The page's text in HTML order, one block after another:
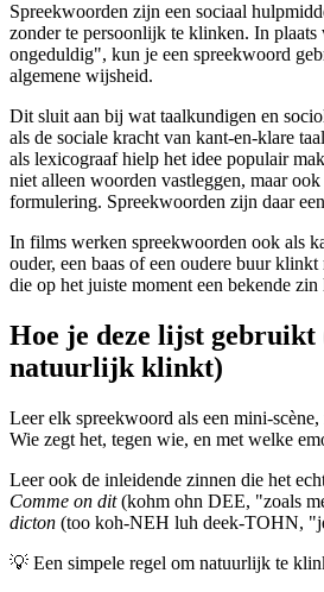
Spreekwoorden zijn een sociaal
zonder te persoonlijk te klinken. In plaats
ongeduldig", kun je een spreekwoord
algemene wijsheid.
Dit sluit aan bij wat taalkundigen en
als de sociale kracht van kant-en-klare
als lexicograaf hielp het idee populair
niet alleen woorden vastleggen, maar
formulering. Spreekwoorden zijn daar
In films werken spreekwoorden ook als
ouder, een baas of een oudere buur
die op het juiste moment een bekende zin
Hoe je deze lijst gebruikt
natuurlijk klinkt)
Leer elk spreekwoord als een mini-scène,
Wie zegt het, tegen wie, en met welke
Leer ook de inleidende zinnen die het
Comme on dit(kohm ohn DEE, "zoals
dicton (too koh-NEH luh deek-TOHN,
💡 Een simpele regel om natuurlijk te